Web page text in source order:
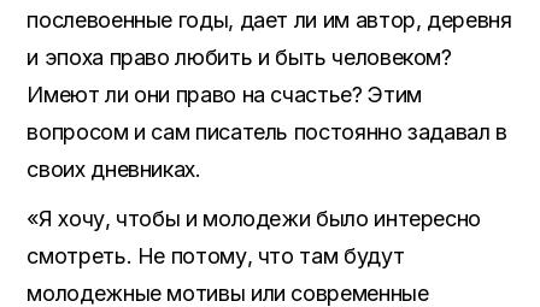
послевоенные годы, дает ли им автор, деревня
и эпоха право любить и быть человеком?
Имеют ли они право на счастье? Этим
вопросом и сам писатель постоянно задавал в
своих дневниках.
«Я хочу, чтобы и молодежи было интересно
смотреть. Не потому, что там будут
молодежные мотивы или современные